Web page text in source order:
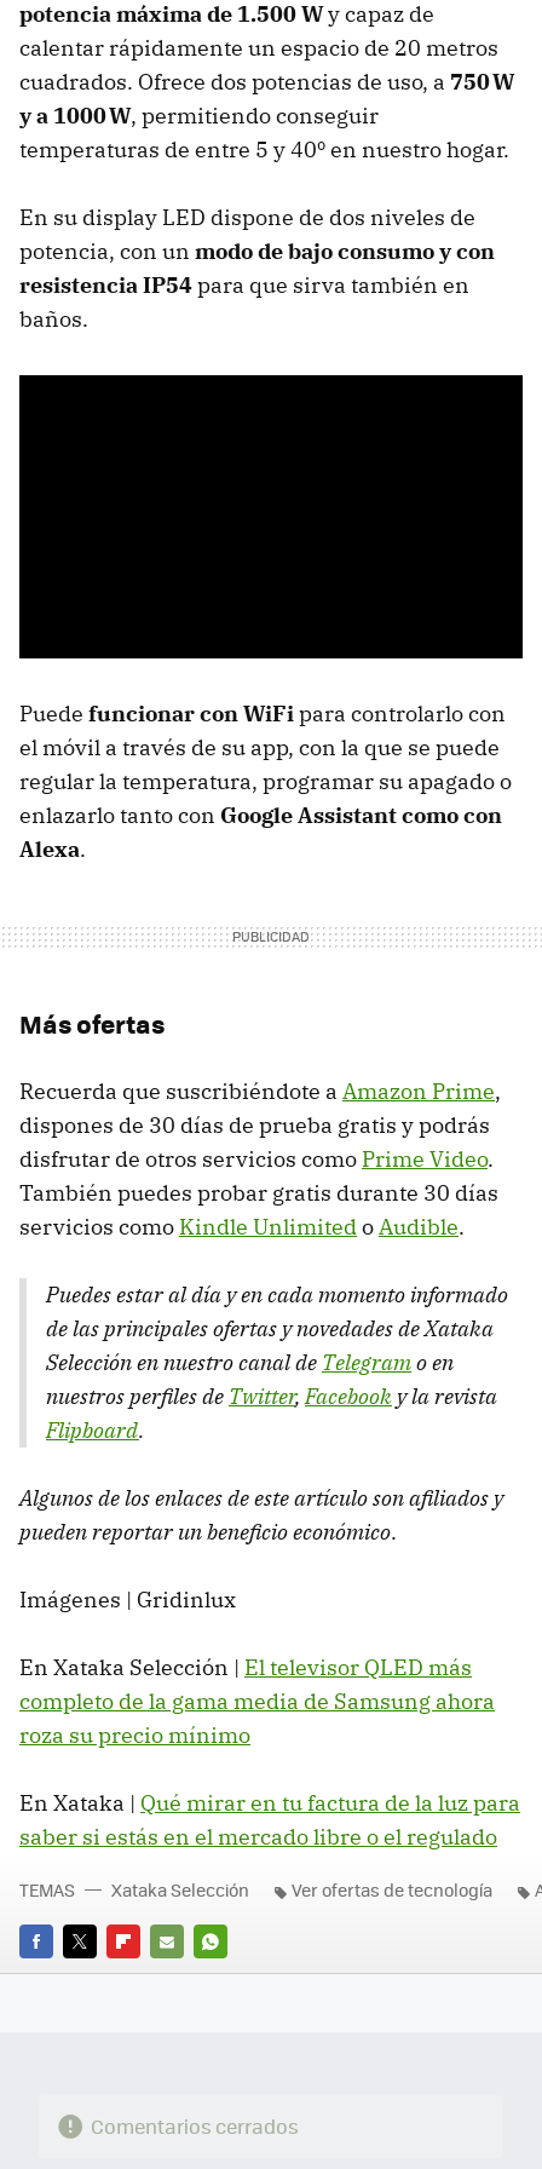
potencia máxima de 1.500 Wy capaz de
calentar rápidamente un espacio de 20 metros
cuadrados. Ofrece dos potencias de uso, a 750 W
y a 1000 W, permitiendo conseguir
temperaturas de entre 5 y 40º en nuestro hogar.
En su display LED dispone de dos niveles de
potencia, con un modo de bajo consumo y con
resistencia IP54para que sirva también en
baños.
Puede funcionar con WiFipara controlarlo con
el móvil a través de su app, con la que se puede
regular la temperatura, programar su apagado o
enlazarlo tanto con Google Assistant como con
Alexa.
Más ofertas
Recuerda que suscribiéndote a Amazon Prime,
dispones de 30 días de prueba gratis y podrás
disfrutar de otros servicios como Prime Video.
También puedes probar gratis durante 30 días
servicios como Kindle UnlimitedoAudible.
Puedes estar al día y en cada momento informado
de las principales ofertas y novedades de Xataka
Selección en nuestro canal de Telegramo en
nuestros perfiles de Twitter,Facebook y la revista
Flipboard.
Algunos de los enlaces de este artículo son afiliados y
pueden reportar un beneficio económico.
Imágenes | Gridinlux
En Xataka Selección | El televisor QLED más
completo de la gama media de Samsung ahora
roza su precio mínimo
En Xataka | Qué mirar en tu factura de la luz para
saber si estás en el mercado libre o el regulado
FACEBOOK
TWITTERFLIPBOARD
E-
WHATSAPP
TEMAS Xataka Selección Ver ofertas de tecnología
Comentarios cerrados